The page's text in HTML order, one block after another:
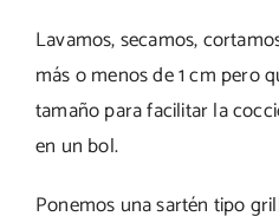
Lavamos, secamos,
más o menos de 1 cm pero
tamaño para facilitar la
en un bol.
Ponemos una sartén tipo